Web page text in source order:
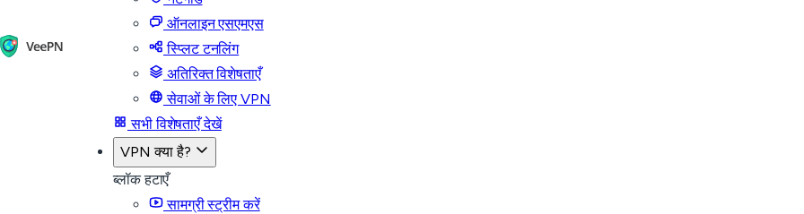
ऑनलाइन एसएमएस
स्प्लिट टनलिंग
अतिरिक्त विशेषताएँ
सेवाओं के लिए VPN
सभी विशेषताएँ देखें
VPN क्या है?
ब्लॉक हटाएँ
सामग्री स्ट्रीम करें